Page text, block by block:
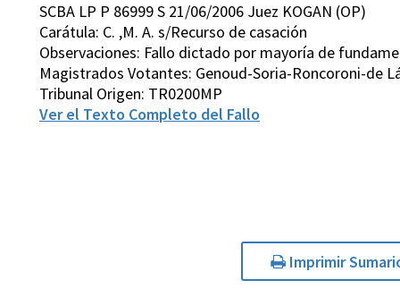
SCBA LP P 86999 S 21/06/2006 Juez KOGAN (OP)
Carátula: C. ,M. A. s/Recurso de casación
Observaciones: Fallo dictado por mayoría de
Magistrados Votantes: Genoud-Soria-Roncoroni-de
Tribunal Origen: TR0200MP
Ver el Texto Completo del Fallo
Imprimir